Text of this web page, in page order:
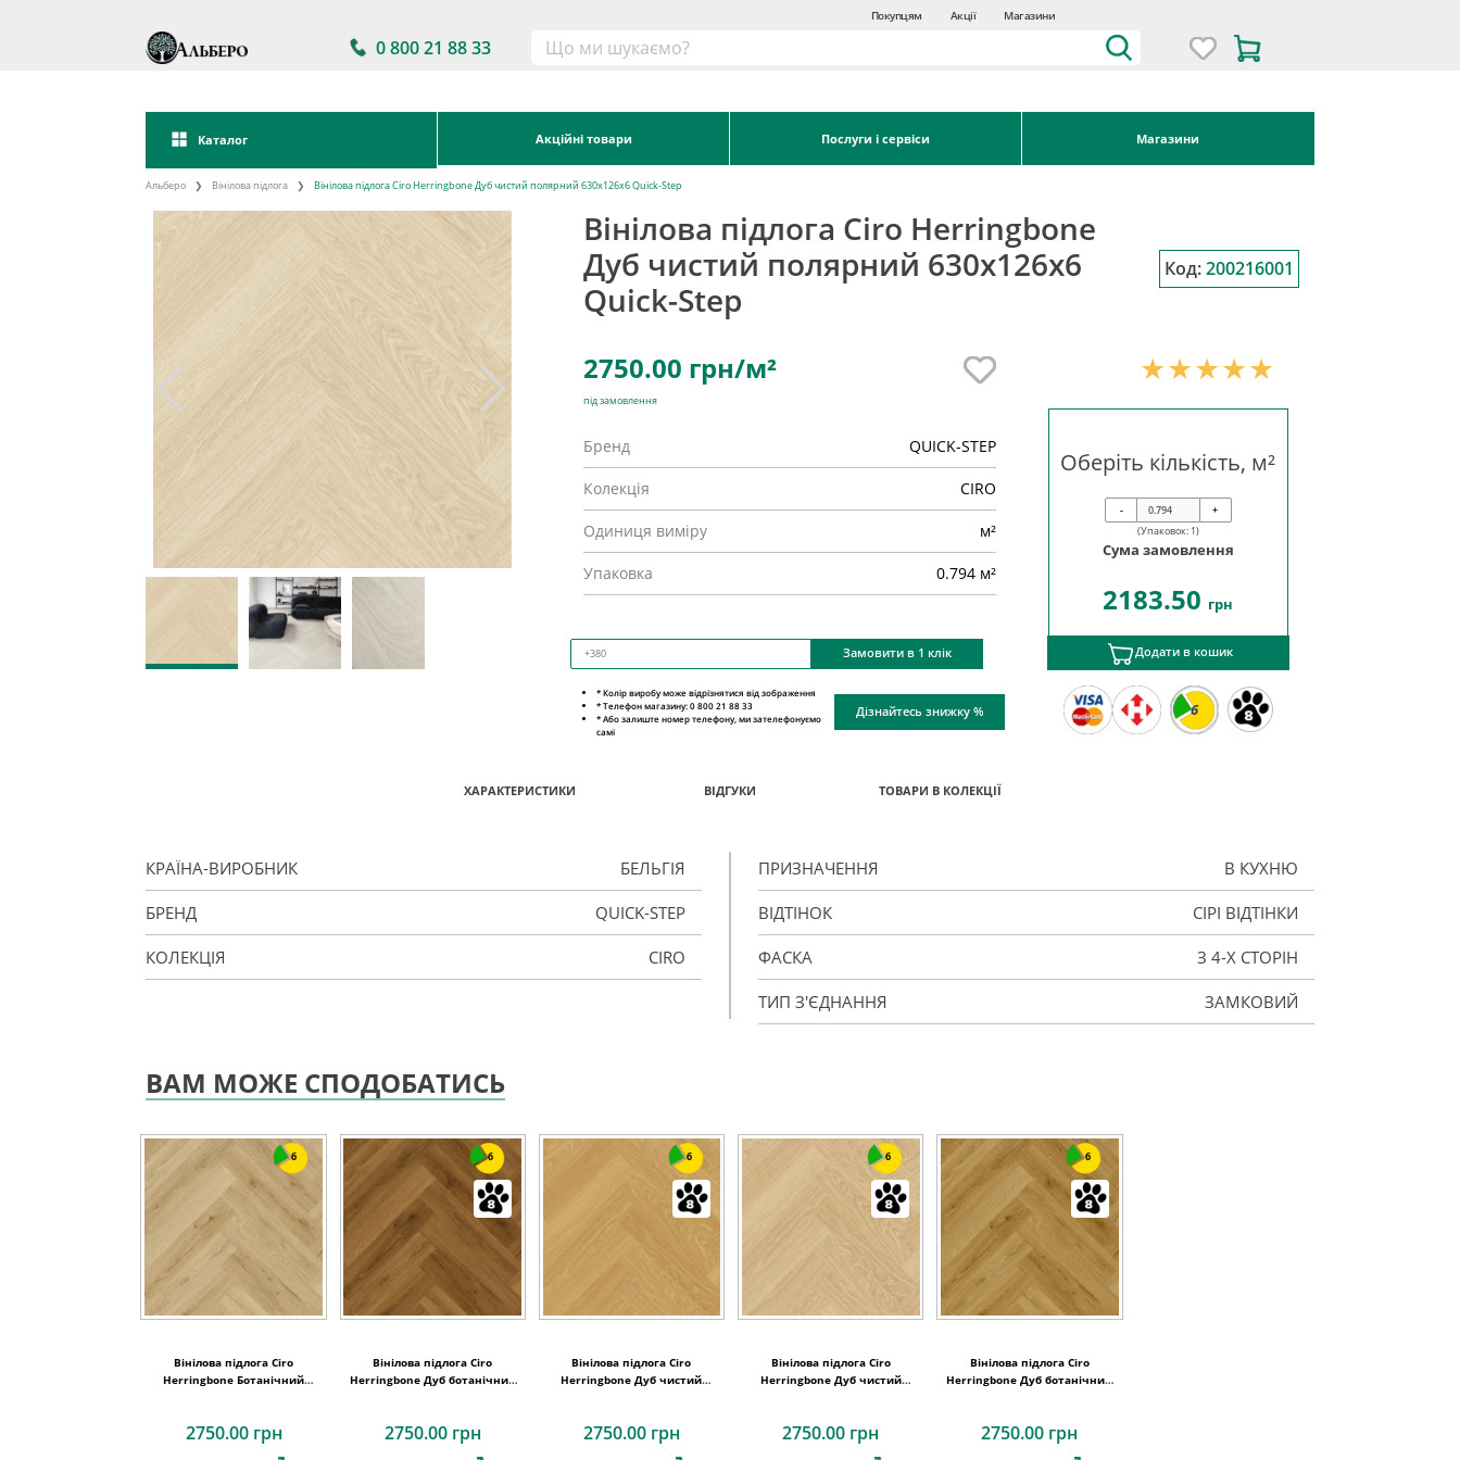
Покупцям Акції Магазини
0 800 21 88 33
Каталог Акційні товари Послуги і сервіси Магазини
Альберо Вінілова підлога Вінілова підлога Ciro Herringbone Дуб чистий полярний 630х126x6 Quick-Step
Вінілова підлога Ciro Herringbone
Дуб чистий полярний 630х126x6
Quick-Step
Код: 200216001
2750.00 грн/м²
під замовлення
Бренд QUICK-STEP
Колекція CIRO
Одиниця виміру м²
Упаковка 0.794 м²
Замовити в 1 клік
Оберіть кількість, м²
-
+
(Упаковок: 1)
Сума замовлення
2183.50 грн
Додати в кошик
6
* Колір виробу може відрізнятися від зображення
* Телефон магазину: 0 800 21 88 33
* Або залиште номер телефону, ми зателефонуємо
самі
Дізнайтесь знижку %
ХАРАКТЕРИСТИКИ ВІДГУКИ ТОВАРИ В КОЛЕКЦІЇ
КРАЇНА-ВИРОБНИК БЕЛЬГІЯ
БРЕНД QUICK-STEP
КОЛЕКЦІЯ CIRO
ПРИЗНАЧЕННЯ В КУХНЮ
ВІДТІНОК СІРІ ВІДТІНКИ
ФАСКА З 4-Х СТОРІН
ТИП З'ЄДНАННЯ ЗАМКОВИЙ
ВАМ МОЖЕ СПОДОБАТИСЬ
6
Вінілова підлога Ciro
Herringbone Ботанічний
2750.00 грн
6
Вінілова підлога Ciro
Herringbone Дуб ботанічний
2750.00 грн
6
Вінілова підлога Ciro
Herringbone Дуб чистий
2750.00 грн
6
Вінілова підлога Ciro
Herringbone Дуб чистий
2750.00 грн
6
Вінілова підлога Ciro
Herringbone Дуб ботанічний
2750.00 грн